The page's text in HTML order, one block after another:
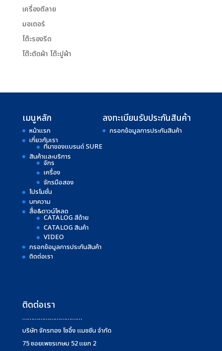
เครื่องตีลาย
มอเตอร์
โต๊ะรองรีด
โต๊ะตัดผ้า โต๊ะปูผ้า
เมนูหลัก
หน้าแรก
เกี่ยวกับเรา
ที่มาของแบรนด์ SURE
สินค้าและบริการ
จักร
เครื่อง
จักรมือสอง
โปรโมชั่น
บทความ
สื่อ&ดาวน์โหลด
CATALOG สีด้าย
CATALOG สินค้า
VIDEO
กรอกข้อมูลการประกันสินค้า
ติดต่อเรา
ลงทะเบียนรับประกันสินค้า
กรอกข้อมูลการประกันสินค้า
ติดต่อเรา
……………………………
บริษัท จักรทอง โซอิ้ง แมชชีน จำกัด
75 ซอยเพชรเกษม 52 แยก 2